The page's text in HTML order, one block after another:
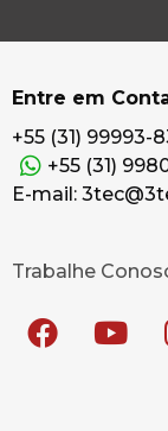
Entre em
+55 (31) 99993-
+55 (31)
E-mail:
Trabalhe